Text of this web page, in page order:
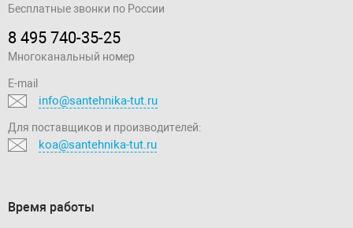
Бесплатные звонки по России
8 495 740-35-25
Многоканальный номер
E-mail
info@santehnika-tut.ru
Для поставщиков и производителей:
koa@santehnika-tut.ru
Время работы